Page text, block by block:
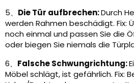
5、 Die Tür aufbrechen:Durch
werden Rahmen beschädigt. Fix:
noch einmal und passen Sie die
oder biegen Sie niemals die
6、 Falsche Schwungrichtung:
Möbel schlägt, ist gefährlich. Fix: